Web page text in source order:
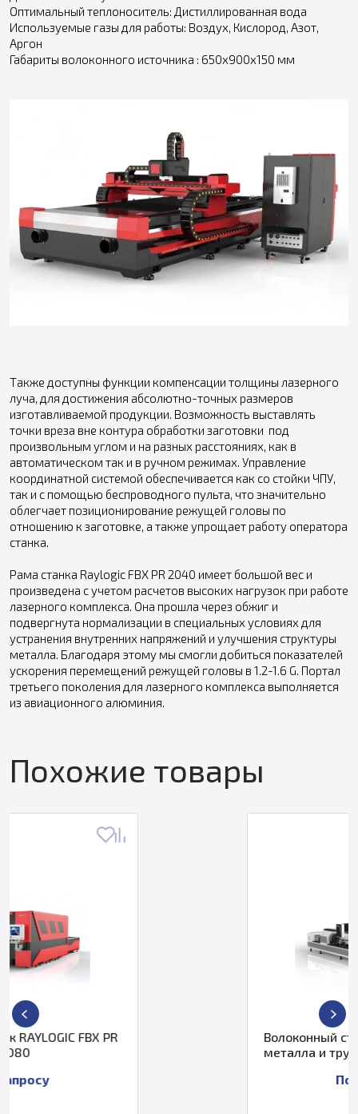
Оптимальный теплоноситель: Дистиллированная вода
Используемые газы для работы: Воздух, Кислород, Азот,
Аргон
Габариты волоконного источника : 650х900х150 мм
Также доступны функции компенсации толщины лазерного
луча, для достижения абсолютно-точных размеров
изготавливаемой продукции. Возможность выставлять
точки вреза вне контура обработки заготовки под
произвольным углом и на разных расстояниях, как в
автоматическом так и в ручном режимах. Управление
координатной системой обеспечивается как со стойки ЧПУ,
так и с помощью беспроводного пульта, что значительно
облегчает позиционирование режущей головы по
отношению к заготовке, а также упрощает работу оператора
станка.
Рама станка Raylogic FBX PR 2040 имеет большой вес и
произведена с учетом расчетов высоких нагрузок при работе
лазерного комплекса. Она прошла через обжиг и
подвергнута нормализации в специальных условиях для
устранения внутренних напряжений и улучшения структуры
металла. Благодаря этому мы смогли добиться показателей
ускорения перемещений режущей головы в 1.2-1.6 G. Портал
третьего поколения для лазерного комплекса выполняется
из авиационного алюминия.
Похожие товары
Волоконный станок лазерной резки
металла и труб G-Weike LF 3015LNR